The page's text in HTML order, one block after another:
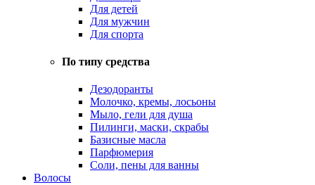
Для детей
Для мужчин
Для спорта
По типу средства
Дезодоранты
Молочко, кремы, лосьоны
Мыло, гели для душа
Пилинги, маски, скрабы
Базисные масла
Парфюмерия
Соли, пены для ванны
Волосы